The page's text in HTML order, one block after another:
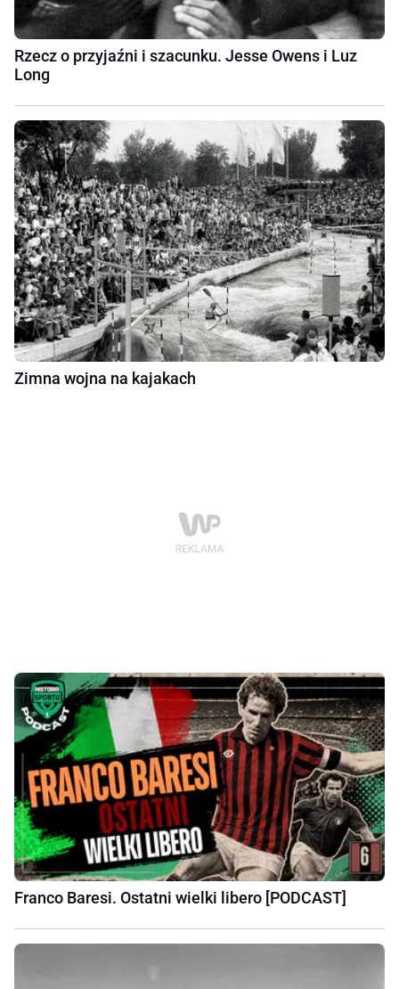
Rzecz o przyjaźni i szacunku. Jesse Owens i Luz
Long
Zimna wojna na kajakach
Franco Baresi. Ostatni wielki libero [PODCAST]